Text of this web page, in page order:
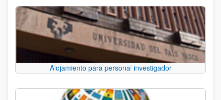
Alojamiento para personal investigador